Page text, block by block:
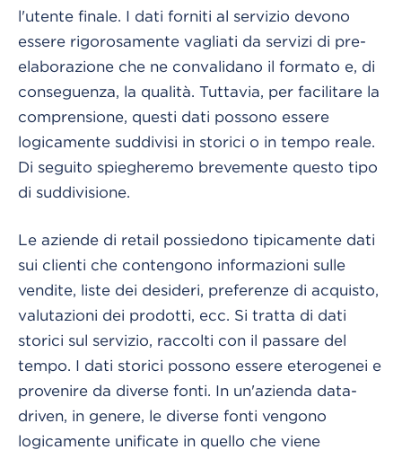
l'utente finale. I dati forniti al servizio devono
essere rigorosamente vagliati da servizi di pre-
elaborazione che ne convalidano il formato e, di
conseguenza, la qualità. Tuttavia, per facilitare la
comprensione, questi dati possono essere
logicamente suddivisi in storici o in tempo reale.
Di seguito spiegheremo brevemente questo tipo
di suddivisione.
Le aziende di retail possiedono tipicamente dati
sui clienti che contengono informazioni sulle
vendite, liste dei desideri, preferenze di acquisto,
valutazioni dei prodotti, ecc. Si tratta di dati
storici sul servizio, raccolti con il passare del
tempo. I dati storici possono essere eterogenei e
provenire da diverse fonti. In un'azienda data-
driven, in genere, le diverse fonti vengono
logicamente unificate in quello che viene